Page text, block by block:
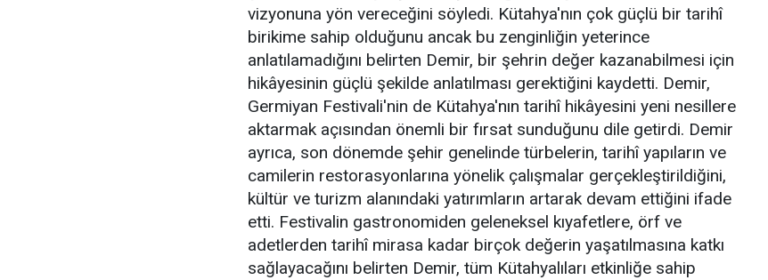
vizyonuna yön vereceğini söyledi. Kütahya'nın çok güçlü bir tarihî
birikime sahip olduğunu ancak bu zenginliğin yeterince
anlatılamadığını belirten Demir, bir şehrin değer kazanabilmesi için
hikâyesinin güçlü şekilde anlatılması gerektiğini kaydetti. Demir,
Germiyan Festivali'nin de Kütahya'nın tarihî hikâyesini yeni nesillere
aktarmak açısından önemli bir fırsat sunduğunu dile getirdi. Demir
ayrıca, son dönemde şehir genelinde türbelerin, tarihî yapıların ve
camilerin restorasyonlarına yönelik çalışmalar gerçekleştirildiğini,
kültür ve turizm alanındaki yatırımların artarak devam ettiğini ifade
etti. Festivalin gastronomiden geleneksel kıyafetlere, örf ve
adetlerden tarihî mirasa kadar birçok değerin yaşatılmasına katkı
sağlayacağını belirten Demir, tüm Kütahyalıları etkinliğe sahip